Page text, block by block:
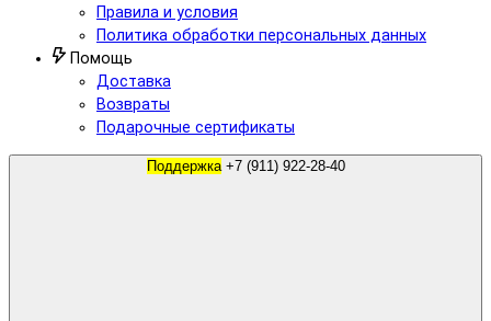
Правила и условия
Политика обработки персональных данных
Помощь
Доставка
Возвраты
Подарочные сертификаты
Поддержка +7 (911) 922-28-40